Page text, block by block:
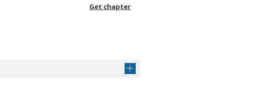
Get chapter